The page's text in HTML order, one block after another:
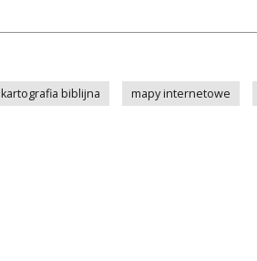
kartografia biblijna mapy internetowe